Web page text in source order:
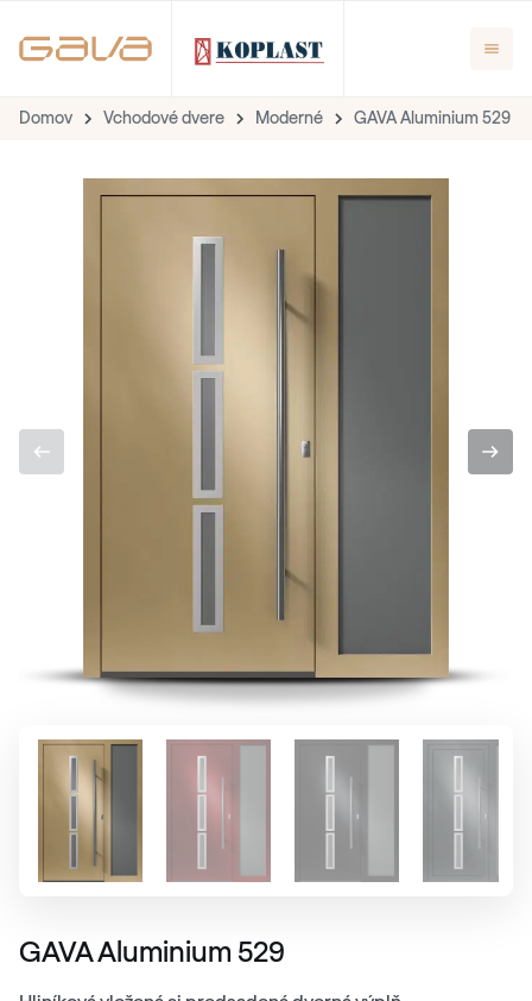
Domov Vchodové dvere Moderné GAVA Aluminium 529
GAVA Aluminium 529